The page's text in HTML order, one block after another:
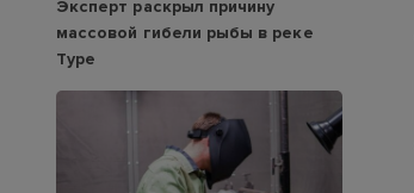
Эксперт раскрыл причину
массовой гибели рыбы в реке
Туре